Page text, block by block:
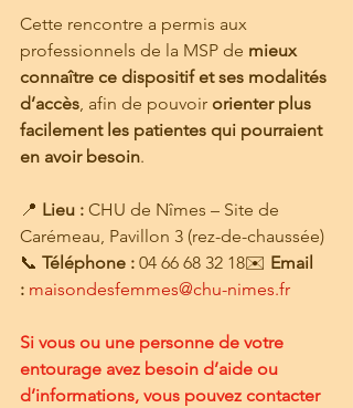
Cette rencontre a permis aux
professionnels de la MSP de mieux
connaître ce dispositif et ses modalités
d’accès , afin de pouvoir orienter plus
facilement les patientes qui pourraient
en avoir besoin.
📍 Lieu : CHU de Nîmes – Site de
Carémeau, Pavillon 3 (rez-de-chaussée)
📞 Téléphone : 04 66 68 32 18✉️ Email
: maisondesfemmes@chu-nimes.fr
Si vous ou une personne de votre
entourage avez besoin d’aide ou
d’informations, vous pouvez contacter